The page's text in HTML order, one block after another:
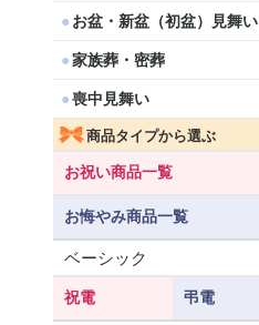
お盆・新盆（初盆）見舞い
家族葬・密葬
喪中見舞い
商品タイプから選ぶ
お祝い商品一覧
お悔やみ商品一覧
ベーシック
祝電 弔電